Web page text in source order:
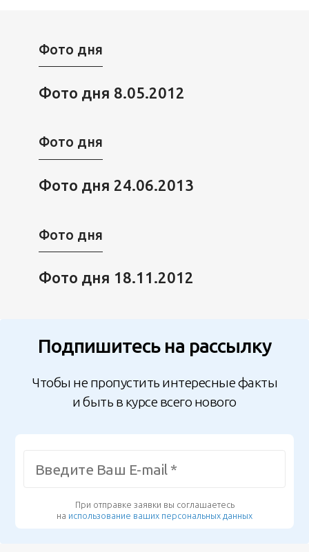
Фото дня
Фото дня 8.05.2012
Фото дня
Фото дня 24.06.2013
Фото дня
Фото дня 18.11.2012
Подпишитесь на рассылку
Чтобы не пропустить интересные факты
и быть в курсе всего нового
При отправке заявки вы соглашаетесь
на использование ваших персональных данных